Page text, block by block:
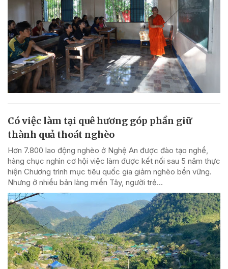
Có việc làm tại quê hương góp phần giữ
thành quả thoát nghèo
Hơn 7.800 lao động nghèo ở Nghệ An được đào tạo nghề,
hàng chục nghìn cơ hội việc làm được kết nối sau 5 năm thực
hiện Chương trình mục tiêu quốc gia giảm nghèo bền vững.
Nhưng ở nhiều bản làng miền Tây, người trẻ...